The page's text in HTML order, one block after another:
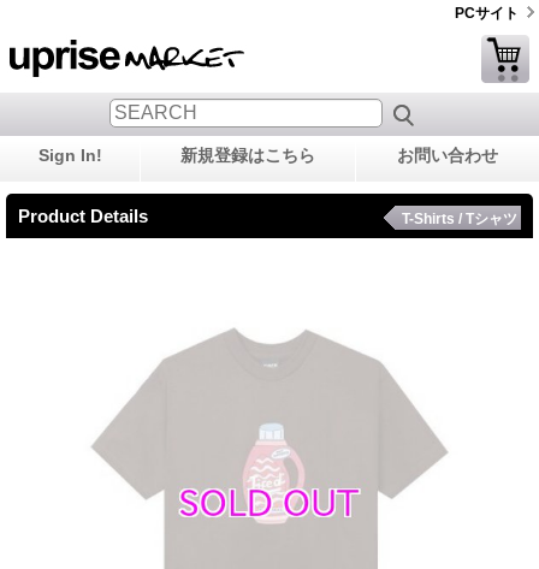
PCサイト
Sign In! 新規登録はこちら お問い合わせ
Product Details T-Shirts / Tシャツ